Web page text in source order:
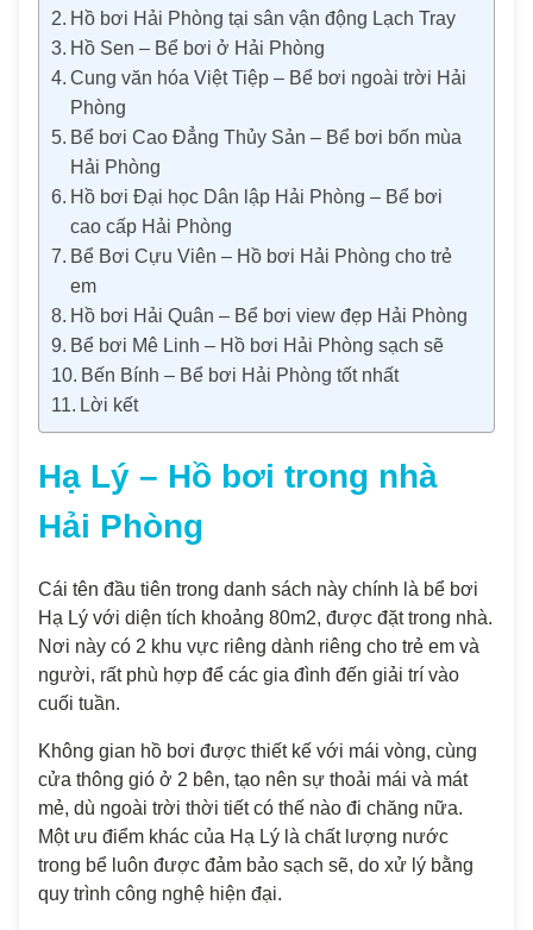
Hồ bơi Hải Phòng tại sân vận động Lạch Tray
Hồ Sen – Bể bơi ở Hải Phòng
Cung văn hóa Việt Tiệp – Bể bơi ngoài trời Hải
Phòng
Bể bơi Cao Đẳng Thủy Sản – Bể bơi bốn mùa
Hải Phòng
Hồ bơi Đại học Dân lập Hải Phòng – Bể bơi
cao cấp Hải Phòng
Bể Bơi Cựu Viên – Hồ bơi Hải Phòng cho trẻ
em
Hồ bơi Hải Quân – Bể bơi view đẹp Hải Phòng
Bể bơi Mê Linh – Hồ bơi Hải Phòng sạch sẽ
Bến Bính – Bể bơi Hải Phòng tốt nhất
Lời kết
Hạ Lý – Hồ bơi trong nhà
Hải Phòng
Cái tên đầu tiên trong danh sách này chính là bể bơi
Hạ Lý với diện tích khoảng 80m2, được đặt trong nhà.
Nơi này có 2 khu vực riêng dành riêng cho trẻ em và
người, rất phù hợp để các gia đình đến giải trí vào
cuối tuần.
Không gian hồ bơi được thiết kế với mái vòng, cùng
cửa thông gió ở 2 bên, tạo nên sự thoải mái và mát
mẻ, dù ngoài trời thời tiết có thế nào đi chăng nữa.
Một ưu điểm khác của Hạ Lý là chất lượng nước
trong bể luôn được đảm bảo sạch sẽ, do xử lý bằng
quy trình công nghệ hiện đại.